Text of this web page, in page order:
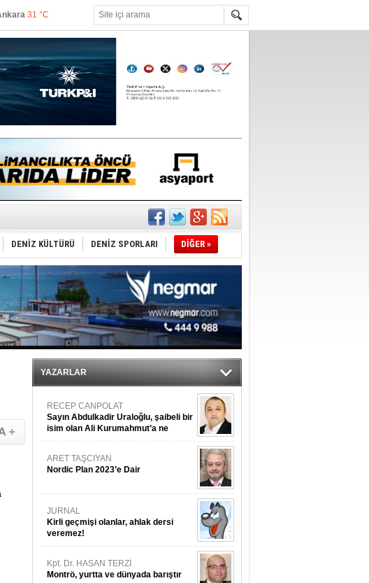
31 °C
32 °C
Muğla 35 °C
31 °C
çekildi
getirildi!
konumunda
dönüştürüldü
memnun
kısıtlama!
Anahtarı’
DENİZ KÜLTÜRÜ DENİZ SPORLARI DİĞER »
YAZARLAR
RECEP CANPOLAT
Sayın Abdulkadir Uraloğlu, şaibeli bir
isim olan Ali Kurumahmut’a ne
danışıyorsunuz?
ARET TAŞCIYAN
Nordic Plan 2023’e Dair
JURNAL
Kirli geçmişi olanlar, ahlak dersi
veremez!
Kpt. Dr. HASAN TERZİ
Montrö, yurtta ve dünyada barıştır